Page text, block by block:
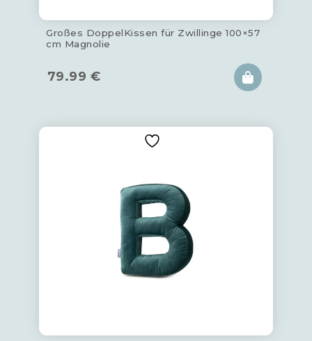
Großes DoppelKissen für Zwillinge 100×57
cm Magnolie
79.99 €